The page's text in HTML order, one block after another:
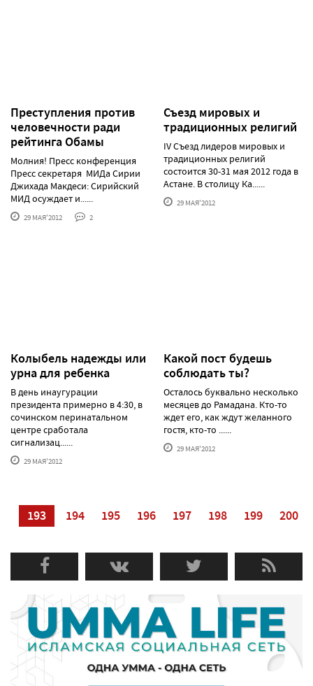
Преступления против
человечности ради
рейтинга Обамы
Молния! Пресс конференция
Пресс секретаря МИДа Сирии
Джихада Макдеси: Сирийский
МИД осуждает и......
29 МАЯ'2012 2
Съезд мировых и
традиционных религий
IV Съезд лидеров мировых и
традиционных религий
состоится 30-31 мая 2012 года в
Астане. В столицу Ка......
29 МАЯ'2012
Колыбель надежды или
урна для ребенка
В день инаугурации
президента примерно в 4:30, в
сочинском перинатальном
центре сработала
сигнализац......
29 МАЯ'2012
Какой пост будешь
соблюдать ты?
Осталось буквально несколько
месяцев до Рамадана. Кто-то
ждет его, как ждут желанного
гостя, кто-то ......
29 МАЯ'2012
193 194 195 196 197 198 199 200